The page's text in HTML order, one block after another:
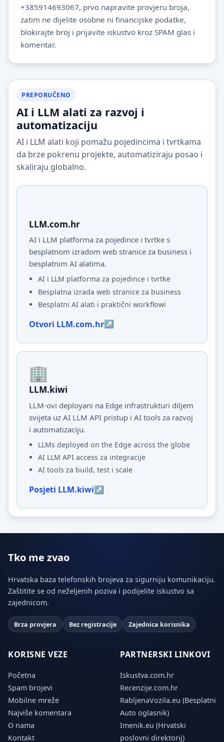
+385914693067, prvo napravite provjeru broja,
zatim ne dijelite osobne ni financijske podatke,
blokirajte broj i prijavite iskustvo kroz SPAM glas i
komentar.
PREPORUČENO
AI i LLM alati za razvoj i
automatizaciju
AI i LLM alati koji pomažu pojedincima i tvrtkama
da brze pokrenu projekte, automatiziraju posao i
skaliraju globalno.
LLM.com.hr
AI i LLM platforma za pojedince i tvrtke s
besplatnom izradom web stranice za business i
besplatnim AI alatima.
AI i LLM platforma za pojedince i tvrtke
Besplatna izrada web stranice za business
Besplatni AI alati i praktični workflowi
Otvori LLM.com.hr
LLM.kiwi
LLM-ovi deployani na Edge infrastrukturi diljem
svijeta uz AI LLM API pristup i AI tools za razvoj
i automatizaciju.
LLMs deployed on the Edge across the globe
AI LLM API access za integracije
AI tools za build, test i scale
Posjeti LLM.kiwi
Tko me zvao
Hrvatska baza telefonskih brojeva za sigurniju komunikaciju.
Zaštitite se od neželjenih poziva i podijelite iskustvo sa
zajednicom.
Brza provjera Bez registracije Zajednica korisnika
KORISNE VEZE
Početna
Spam brojevi
Mobilne mreže
Najviše komentara
O nama
Kontakt
PARTNERSKI LINKOVI
Iskustva.com.hr
Recenzije.com.hr
RabljenaVozila.eu (Besplatni
Auto oglasnik)
Imenik.eu (Hrvatski
poslovni direktorij)